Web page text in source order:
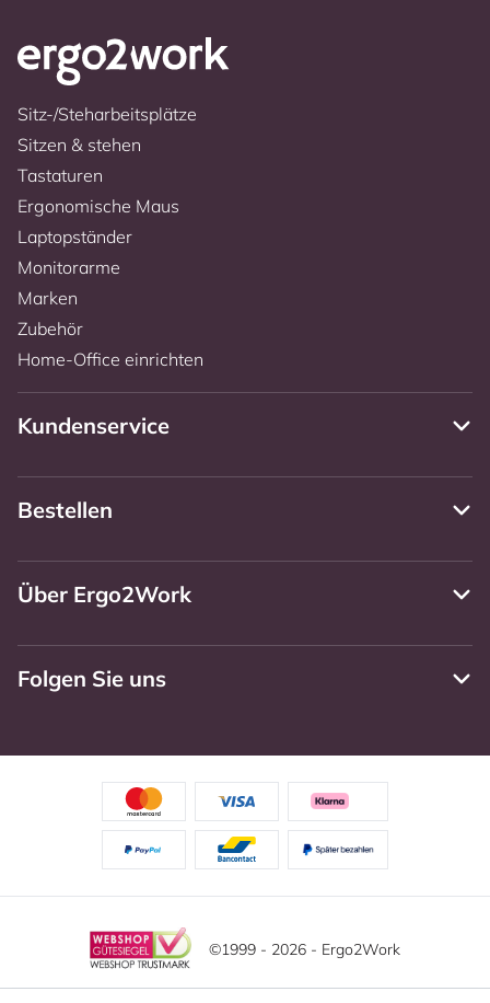
Sitz-/Steharbeitsplätze
Sitzen & stehen
Tastaturen
Ergonomische Maus
Laptopständer
Monitorarme
Marken
Zubehör
Home-Office einrichten
Kundenservice
Bestellen
Über Ergo2Work
Folgen Sie uns
©1999 - 2026 - Ergo2Work